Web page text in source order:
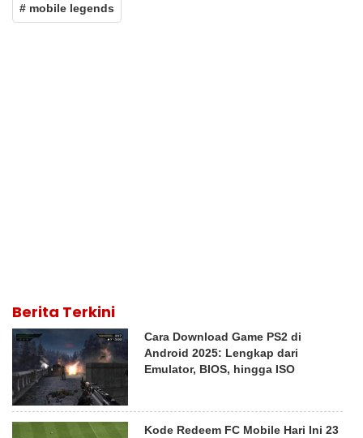
# mobile legends
Berita Terkini
Cara Download Game PS2 di
Android 2025: Lengkap dari
Emulator, BIOS, hingga ISO
Kode Redeem FC Mobile Hari Ini 23